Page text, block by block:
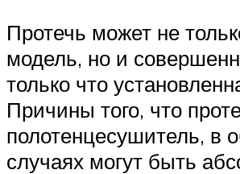
Протечь может не
модель, но и
только что
Причины того, что
полотенцесушитель, в
случаях могут быть